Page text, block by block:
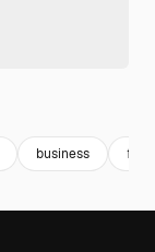
business